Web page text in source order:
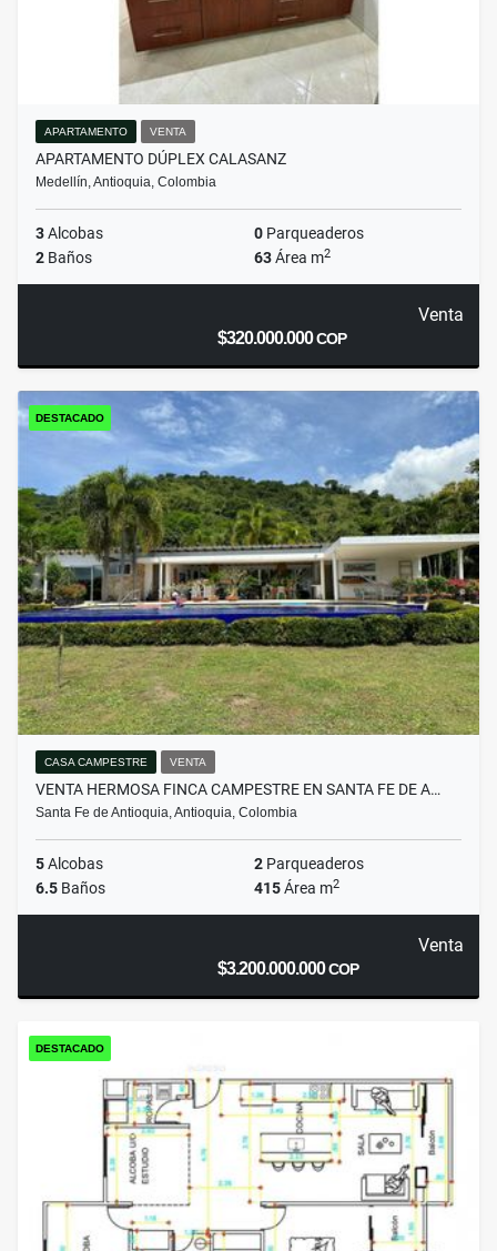
APARTAMENTO VENTA
APARTAMENTO DÚPLEX CALASANZ
Medellín, Antioquia, Colombia
3Alcobas 0 Parqueaderos
2 Baños 63Área m2
Venta
$320.000.000COP
DESTACADO
CASA CAMPESTRE VENTA
VENTA HERMOSA FINCA CAMPESTRE EN SANTA FE DE A…
Santa Fe de Antioquia, Antioquia, Colombia
5Alcobas 2 Parqueaderos
6.5 Baños 415Área m2
Venta
$3.200.000.000COP
DESTACADO